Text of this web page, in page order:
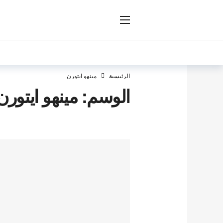
الرئيسية مينهو ايتورن
الوسم:مينهو